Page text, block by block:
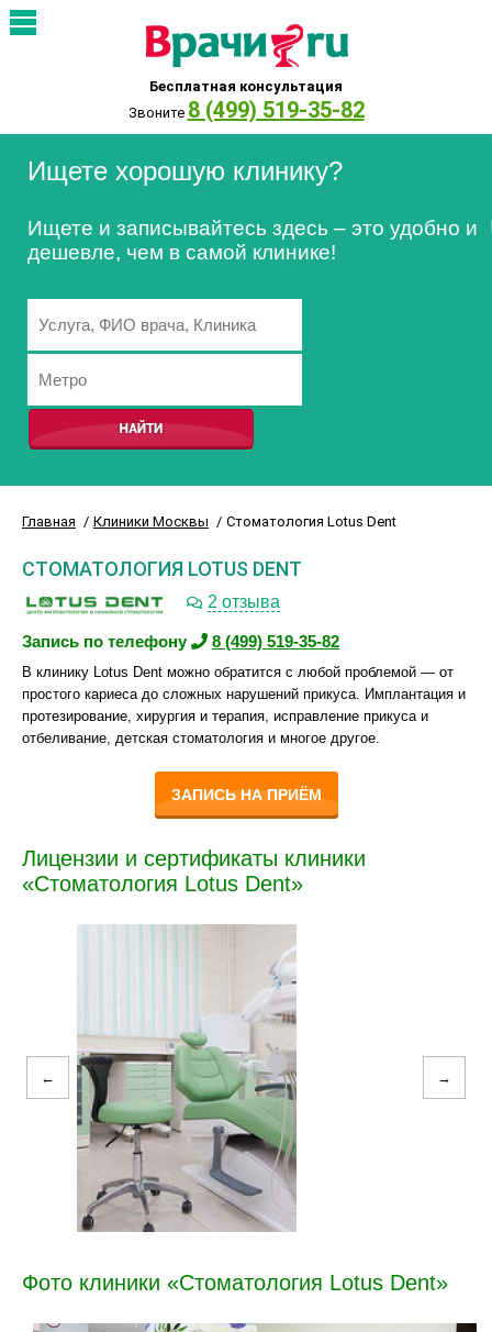
Бесплатная консультация
Звоните 8 (499) 519-35-82
Ищете хорошую клинику?
Ищете и записывайтесь здесь – это удобно и
дешевле, чем в самой клинике!
Главная Клиники Москвы Стоматология Lotus Dent
СТОМАТОЛОГИЯ LOTUS DENT
2 отзыва
Запись по телефону 8 (499) 519-35-82
В клинику Lotus Dent можно обратится с любой проблемой — от
простого кариеса до сложных нарушений прикуса. Имплантация и
протезирование, хирургия и терапия, исправление прикуса и
отбеливание, детская стоматология и многое другое.
ЗАПИСЬ НА ПРИЁМ
Лицензии и сертификаты клиники
«Стоматология Lotus Dent»
← →
Фото клиники «Стоматология Lotus Dent»